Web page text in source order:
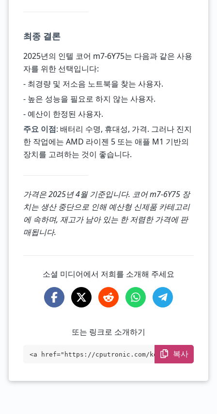
최종 결론
2025년의 인텔 코어 m7-6Y75는 다음과 같은 사용
자를 위한 선택입니다:
- 최경량 및 저소음 노트북을 찾는 사용자.
- 높은 성능을 필요로 하지 않는 사용자.
- 예산이 한정된 사용자.
주요 이점: 배터리 수명, 휴대성, 가격. 그러나 진지
한 작업에는 AMD 라이젠 5 또는 애플 M1 기반의
장치를 고려하는 것이 좋습니다.
가격은 2025년 4월 기준입니다. 코어 m7-6Y75 장
치는 생산 중단으로 인해 예산형 신제품 카테고리
에 속하며, 재고가 남아 있는 한 저렴한 가격에 판
매됩니다.
소셜 미디어에서 저희를 소개해 주세요
또는 링크로 소개하기
<a href="https://cputronic.com/ko/cpu/in
복사